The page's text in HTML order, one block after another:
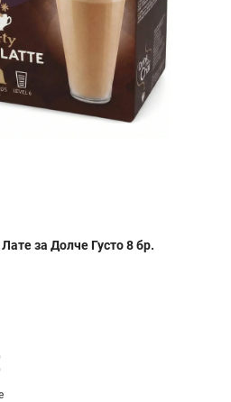
за Долче Густо 8 бр.